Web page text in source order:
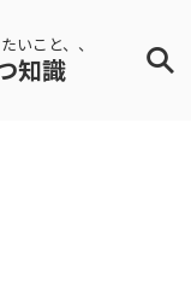
いこと、、
知識